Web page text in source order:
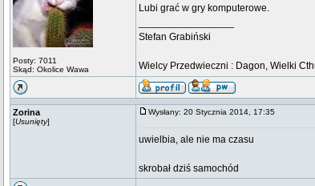
Posty: 7011
Skąd: Okolice Wawa
Lubi grać w gry komputerowe.
Stefan Grabiński
Wielcy Przedwieczni : Dagon, Wielki
Zorina
[Usunięty]
Wysłany: 20 Stycznia 2014, 17:35
uwielbia, ale nie ma czasu
skrobał dziś samochód